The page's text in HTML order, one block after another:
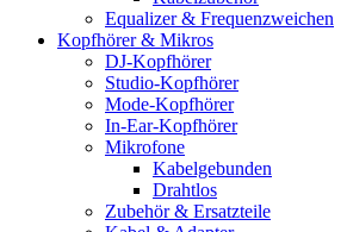
Equalizer & Frequenzweichen
Kopfhörer & Mikros
DJ-Kopfhörer
Studio-Kopfhörer
Mode-Kopfhörer
In-Ear-Kopfhörer
Mikrofone
Kabelgebunden
Drahtlos
Zubehör & Ersatzteile